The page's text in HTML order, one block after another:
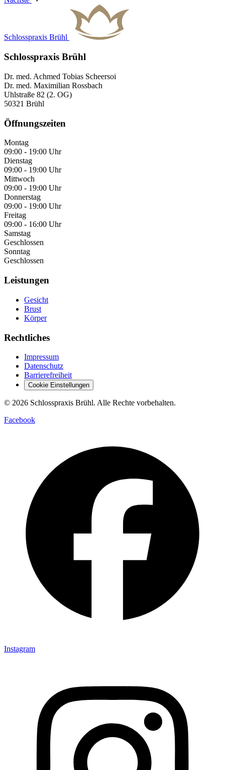
Schlosspraxis Brühl
Schlosspraxis Brühl
Dr. med. Achmed Tobias Scheersoi
Dr. med. Maximilian Rossbach
Uhlstraße 82 (2. OG)
50321 Brühl
Öffnungszeiten
Montag
09:00 - 19:00 Uhr
Dienstag
09:00 - 19:00 Uhr
Mittwoch
09:00 - 19:00 Uhr
Donnerstag
09:00 - 19:00 Uhr
Freitag
09:00 - 16:00 Uhr
Samstag
Geschlossen
Sonntag
Geschlossen
Leistungen
Gesicht
Brust
Körper
Rechtliches
Impressum
Datenschutz
Barrierefreiheit
Cookie Einstellungen
© 2026 Schlosspraxis Brühl. Alle Rechte vorbehalten.
Facebook
Instagram